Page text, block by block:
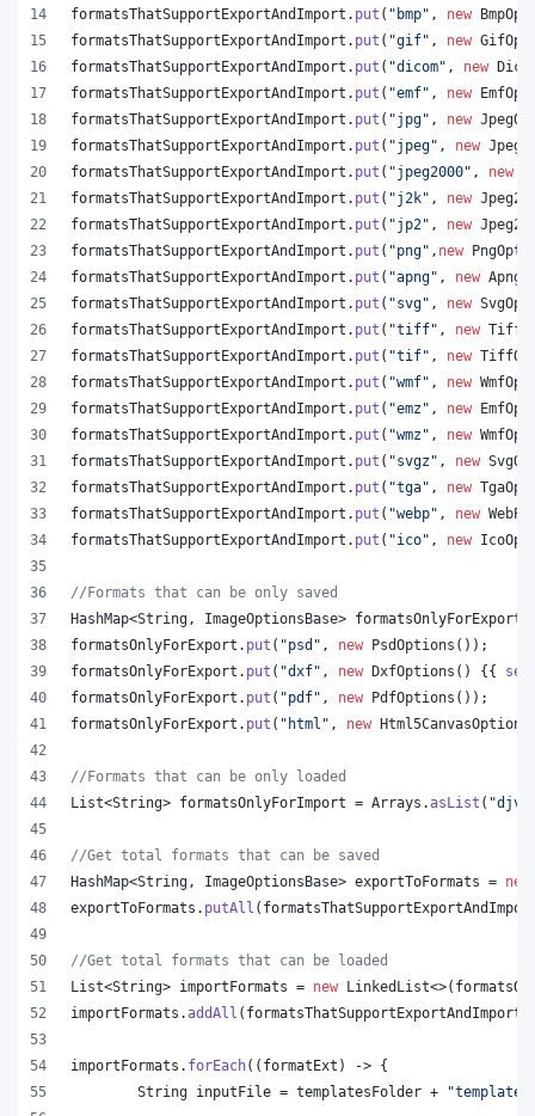
formatsThatSupportExportAndImport . put ( "bmp" , new
formatsThatSupportExportAndImport . put ( "gif" , new
formatsThatSupportExportAndImport . put ( "dicom" , new
formatsThatSupportExportAndImport . put ( "emf" , new
formatsThatSupportExportAndImport . put ( "jpg" , new
formatsThatSupportExportAndImport . put ( "jpeg" , new
formatsThatSupportExportAndImport . put ( "jpeg2000" , new
formatsThatSupportExportAndImport . put ( "j2k" , new
formatsThatSupportExportAndImport . put ( "jp2" , new
formatsThatSupportExportAndImport . put ( "png" , new
formatsThatSupportExportAndImport . put ( "apng" , new
formatsThatSupportExportAndImport . put ( "svg" , new
formatsThatSupportExportAndImport . put ( "tiff" , new
formatsThatSupportExportAndImport . put ( "tif" , new
formatsThatSupportExportAndImport . put ( "wmf" , new
formatsThatSupportExportAndImport . put ( "emz" , new
formatsThatSupportExportAndImport . put ( "wmz" , new
formatsThatSupportExportAndImport . put ( "svgz" , new
formatsThatSupportExportAndImport . put ( "tga" , new
formatsThatSupportExportAndImport . put ( "webp" , new
formatsThatSupportExportAndImport . put ( "ico" , new
//Formats that can be only saved
HashMap<String , ImageOptionsBase> formatsOnlyForExport
formatsOnlyForExport . put ( "psd" , new PsdOptions ());
formatsOnlyForExport . put ( "dxf" , new DxfOptions () {{
formatsOnlyForExport . put ( "pdf" , new PdfOptions ());
formatsOnlyForExport . put ( "html" , new Html5CanvasOptions
//Formats that can be only loaded
List<String> formatsOnlyForImport = Arrays .asList (
//Get total formats that can be saved
HashMap<String , ImageOptionsBase> exportToFormats = new
exportToFormats . putAll (
//Get total formats that can be loaded
List<String> importFormats = new LinkedList<>(
importFormats .addAll ( formatsThatSupportExportAndImport
importFormats . forEach(( formatExt ) -> {
String inputFile = templatesFolder +